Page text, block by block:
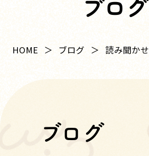
ブログ
HOME ブログ 読み聞かせ
ブログ